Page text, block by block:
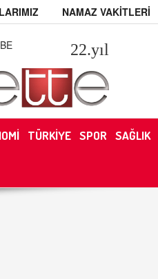
NAMAZ VAKİTLERİ
22.yıl
TÜRKİYE SPOR SAĞLIK